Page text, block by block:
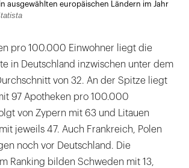
öffnen
ausgewählten europäischen Ländern im Jahr
pro 100.000 Einwohner liegt die
in Deutschland inzwischen unter dem
von 32. An der Spitze liegt
97 Apotheken pro 100.000
von Zypern mit 63 und Litauen
jeweils 47. Auch Frankreich, Polen
noch vor Deutschland. Die
Ranking bilden Schweden mit 13,